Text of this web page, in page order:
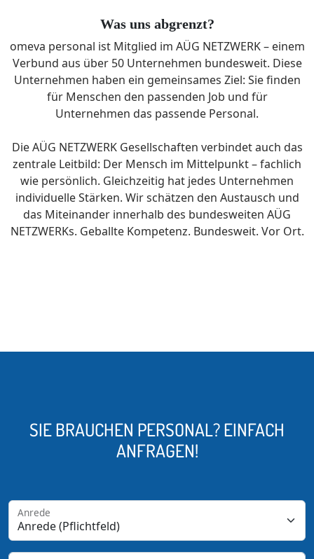
Was uns abgrenzt?
omeva personal ist Mitglied im AÜG NETZWERK – einem
Verbund aus über 50 Unternehmen bundesweit. Diese
Unternehmen haben ein gemeinsames Ziel: Sie finden
für Menschen den passenden Job und für
Unternehmen das passende Personal.
Die AÜG NETZWERK Gesellschaften verbindet auch das
zentrale Leitbild: Der Mensch im Mittelpunkt – fachlich
wie persönlich. Gleichzeitig hat jedes Unternehmen
individuelle Stärken. Wir schätzen den Austausch und
das Miteinander innerhalb des bundesweiten AÜG
NETZWERKs. Geballte Kompetenz. Bundesweit. Vor Ort.
SIE BRAUCHEN PERSONAL? EINFACH
ANFRAGEN!
Anrede